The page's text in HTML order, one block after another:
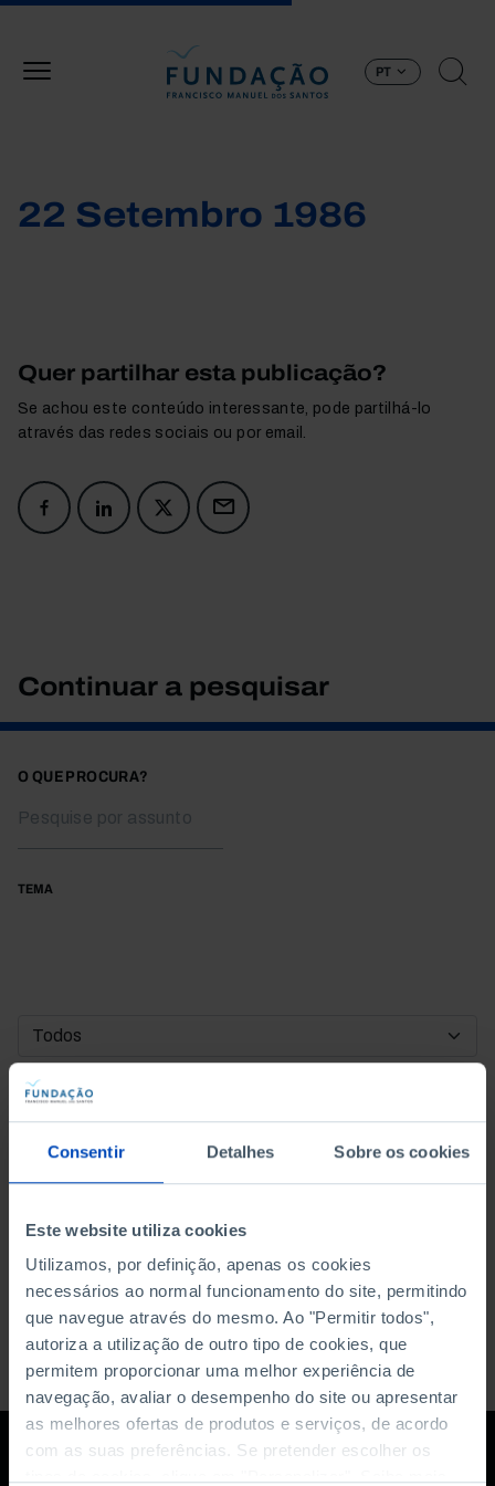
Consentir Detalhes Sobre os cookies
Este website utiliza cookies
Utilizamos, por definição, apenas os cookies
necessários ao normal funcionamento do site, permitindo
que navegue através do mesmo. Ao "Permitir todos",
autoriza a utilização de outro tipo de cookies, que
permitem proporcionar uma melhor experiência de
navegação, avaliar o desempenho do site ou apresentar
as melhores ofertas de produtos e serviços, de acordo
com as suas preferências. Se pretender escolher os
PT
22 Setembro 1986
Quer partilhar esta publicação?
Se achou este conteúdo interessante, pode partilhá-lo
através das redes sociais ou por email.
Continuar a pesquisar
O QUE PROCURA?
TEMA
DATA DE INÍCIO
DATA DE FIM